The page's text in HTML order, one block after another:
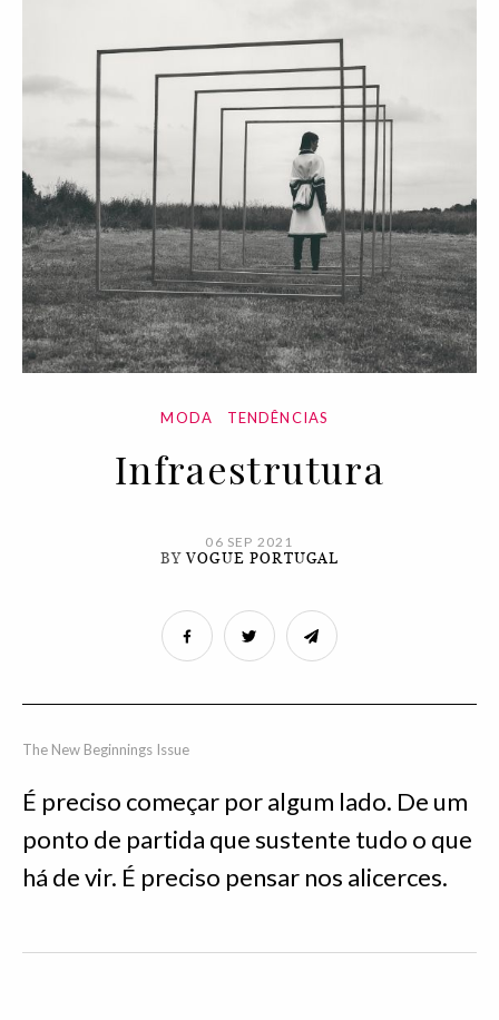
MODA TENDÊNCIAS
Infraestrutura
06 SEP 2021
BYVOGUE PORTUGAL
The New Beginnings Issue
É preciso começar por algum lado. De um
ponto de partida que sustente tudo o que
há de vir. É preciso pensar nos alicerces.